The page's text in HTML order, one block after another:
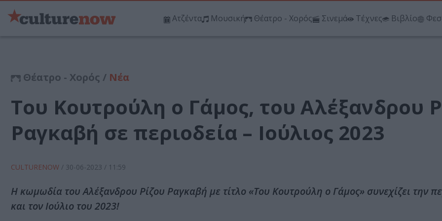
Ατζέντα Μουσική Θέατρο - Χορός Σινεμά Τέχνες Βιβλίο
Θέατρο - Χορός / Νέα
Του Κουτρούλη ο Γάμος, του Αλέξανδρου
Ραγκαβή σε περιοδεία – Ιούλιος 2023
CULTURENOW / 30-06-2023 / 11:59
Η κωμωδία του Αλέξανδρου Ρίζου Ραγκαβή με τίτλο «Του Κουτρούλη ο Γάμος» συνεχίζει την
και τον Ιούλιο του 2023!